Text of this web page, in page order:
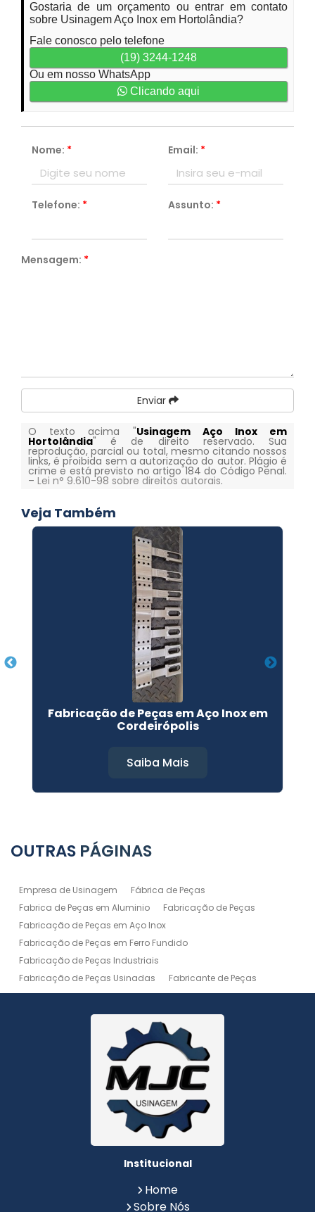
Gostaria de um orçamento ou entrar em contato
sobre Usinagem Aço Inox em Hortolândia?
Fale conosco pelo telefone
(19) 3244-1248
Ou em nosso WhatsApp
Clicando aqui
Nome: * Email: *
Telefone: * Assunto: *
Mensagem: *
Enviar
O texto acima "Usinagem Aço Inox em
Hortolândia" é de direito reservado. Sua
reprodução, parcial ou total, mesmo citando nossos
links, é proibida sem a autorização do autor. Plágio é
crime e está previsto no artigo 184 do Código Penal.
– Lei n° 9.610-98 sobre direitos autorais.
Veja Também
Fabricação de Peças em Aço Inox em
Cordeirópolis
Saiba Mais
OUTRAS PÁGINAS
Empresa de Usinagem
Fábrica de Peças
Fabrica de Peças em Aluminio
Fabricação de Peças
Fabricação de Peças em Aço Inox
Fabricação de Peças em Ferro Fundido
Fabricação de Peças Industriais
Fabricação de Peças Usinadas
Fabricante de Peças
Fabricante de Peças de Máquinas
Manutenção de Máquina
Peças Usinadas
Serviço de Soldagem
Serviço de Usinagem
Serviço de Usinagem Pesada
Serviços de Usinagem CNC
Serviços de Usinagem de Peças
Serviços de Usinagem Tornearia e Solda
Usinagem
Usinagem Aluminio
Usinagem de Alta Precisão
Usinagem de Alumínio
Usinagem de Peças em Aço Inox
Usinagem de Peças em Aluminio
Institucional
Home
Sobre Nós